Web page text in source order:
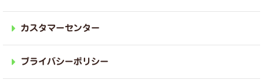
カスタマーセンター
プライバシーポリシー